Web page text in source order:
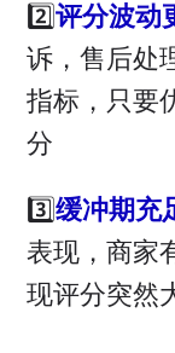
2️⃣评分波动
诉，售后处
指标，只要
分
3️⃣缓冲期充
表现，商家
现评分突然